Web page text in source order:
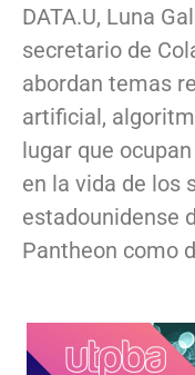
DATA.U, Luna
secretario de
abordan temas
artificial,
lugar que
en la vida de los
estadounidense
Pantheon como